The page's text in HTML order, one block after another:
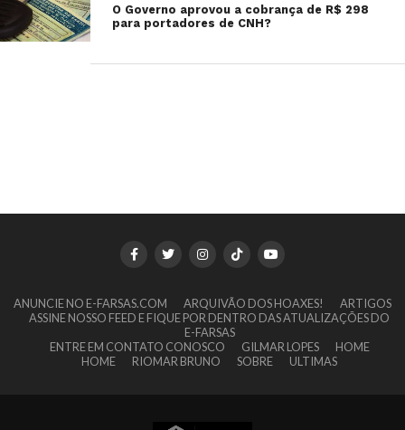
O Governo aprovou a cobrança de R$ 298
para portadores de CNH?
ANUNCIE NO E-FARSAS.COM ARQUIVÃO DOS HOAXES!
ARTIGOS
ASSINE NOSSO FEED E FIQUE POR DENTRO DAS ATUALIZAÇÕES DO
E-FARSAS
ENTRE EM CONTATO CONOSCO
GILMAR LOPES
HOME
HOME
RIOMAR BRUNO SOBRE ULTIMAS